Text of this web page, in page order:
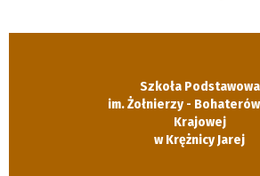
Szkoła Podstawowa
im. Żołnierzy -
Krajowej
w Krężnicy Jarej